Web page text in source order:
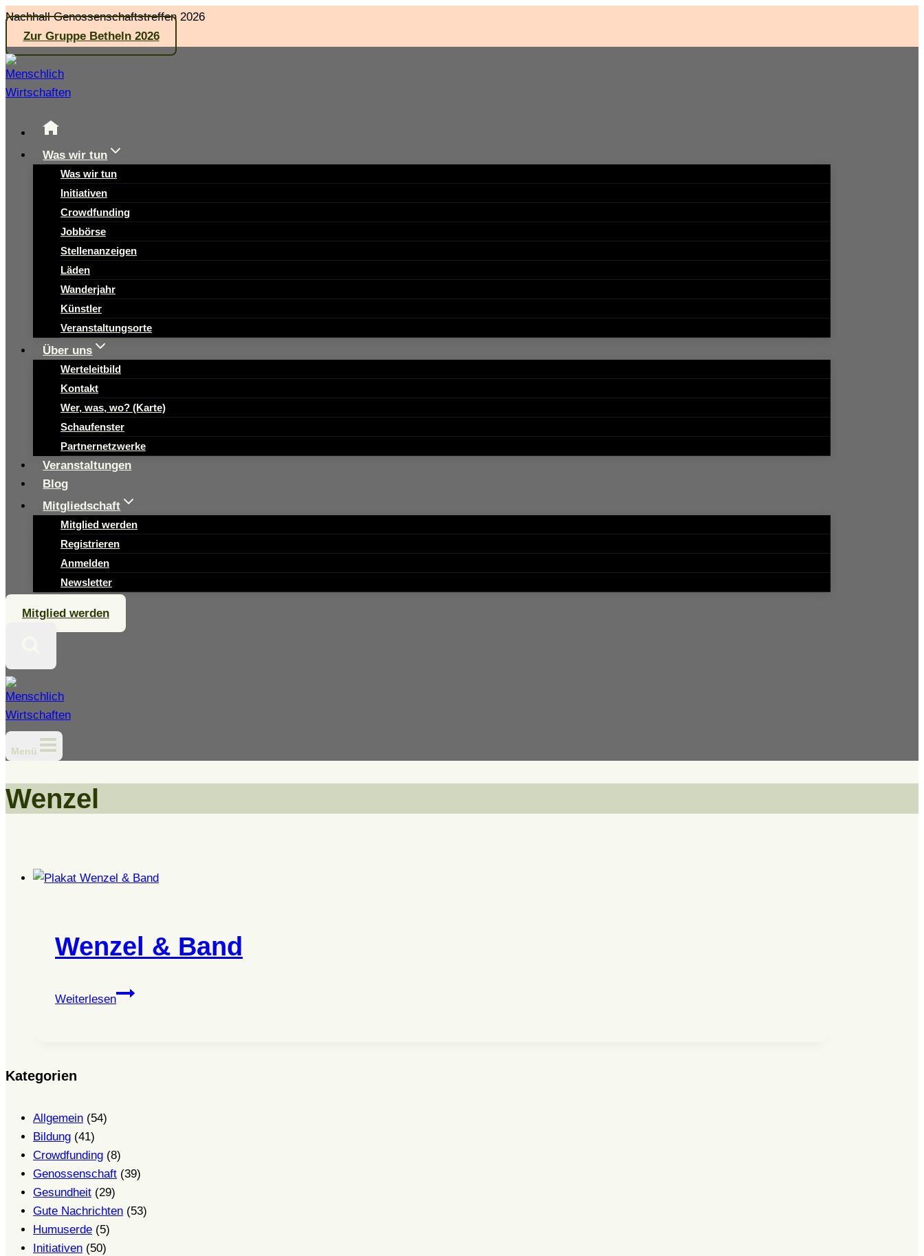
Zum
Inhalt
springen
Nachhall Genossenschaftstreffen 2026
Zur Gruppe Betheln 2026
Was wir tun
Was wir tun
Initiativen
Crowdfunding
Jobbörse
Stellenanzeigen
Läden
Wanderjahr
Künstler
Veranstaltungsorte
Über uns
Werteleitbild
Kontakt
Wer, was, wo? (Karte)
Schaufenster
Partnernetzwerke
Veranstaltungen
Blog
Mitgliedschaft
Mitglied werden
Registrieren
Anmelden
Newsletter
Mitglied werden
Menü
Wenzel
Wenzel & Band
Weiterlesen
Wenzel
Kategorien
Allgemein (54)
Bildung (41)
Crowdfunding (8)
Genossenschaft (39)
Gesundheit (29)
Gute Nachrichten (53)
Humuserde (5)
Initiativen (50)